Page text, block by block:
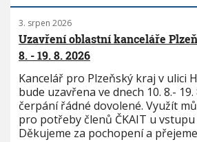
3. srpen 2026
Uzavření oblastní kanceláře
8. - 19. 8. 2026
Kancelář pro Plzeňský kraj v ulici
bude uzavřena ve dnech 10. 8.-
čerpání řádné dovolené. Využít
pro potřeby členů ČKAIT u vstupu
Děkujeme za pochopení a